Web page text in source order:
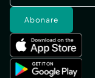
Abonare